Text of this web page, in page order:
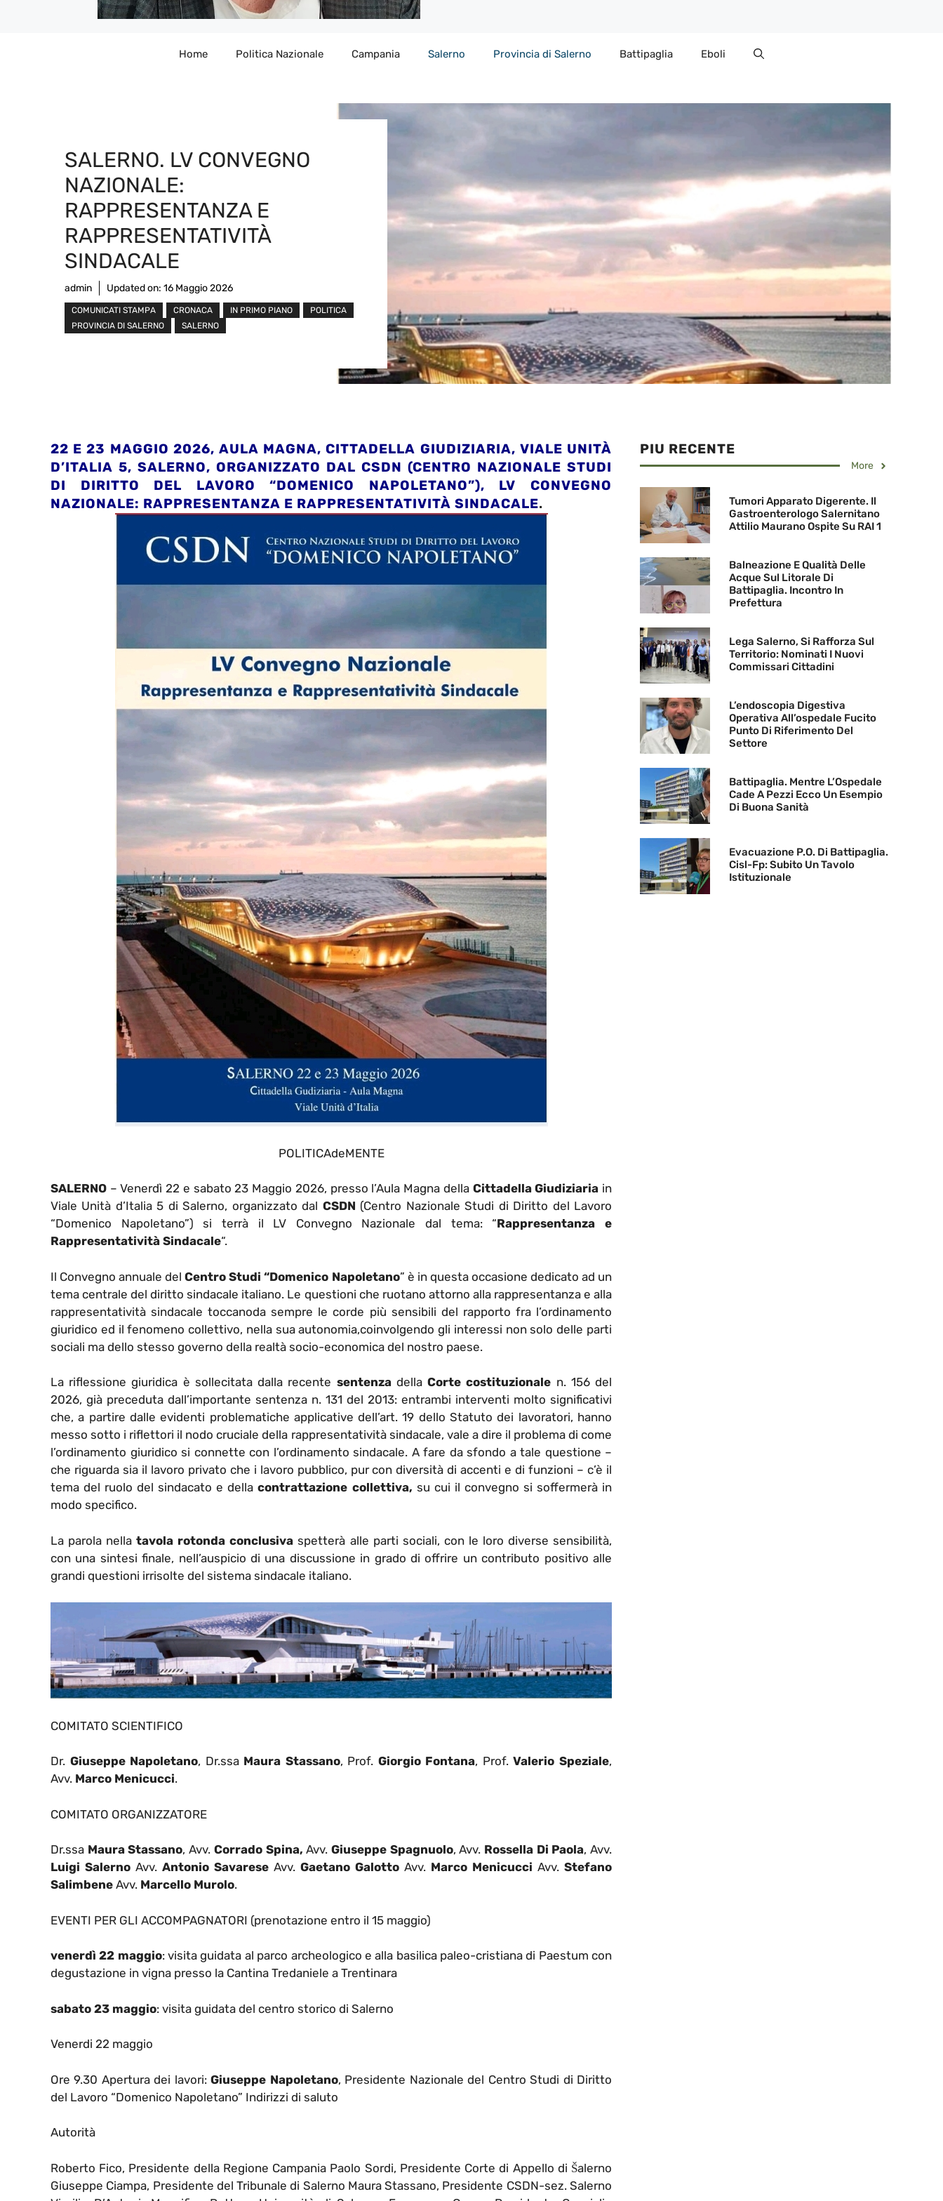
Home Politica Nazionale Campania Salerno Provincia di Salerno Battipaglia Eboli
SALERNO. LV CONVEGNO
NAZIONALE:
RAPPRESENTANZA E
RAPPRESENTATIVITÀ
SINDACALE
admin Updated on: 16 Maggio 2026
COMUNICATI STAMPA CRONACA IN PRIMO PIANO
POLITICA
PROVINCIA DI SALERNO
SALERNO
22 E 23 MAGGIO 2026, AULA MAGNA, CITTADELLA GIUDIZIARIA, VIALE UNITÀ
D’ITALIA 5, SALERNO, ORGANIZZATO DAL CSDN (CENTRO NAZIONALE STUDI
DI DIRITTO DEL LAVORO “DOMENICO NAPOLETANO”), LV CONVEGNO
NAZIONALE: RAPPRESENTANZA E RAPPRESENTATIVITÀ SINDACALE.
POLITICAdeMENTE
SALERNO – Venerdì 22 e sabato 23 Maggio 2026, presso l’Aula Magna della Cittadella Giudiziaria in
Viale Unità d’Italia5 di Salerno, organizzato dal CSDN (Centro Nazionale Studi di Diritto del Lavoro
“Domenico Napoletano”) si terrà il LV Convegno Nazionale dal tema: “Rappresentanza e
Rappresentatività Sindacale“.
Il Convegno annuale delCentro Studi “Domenico Napoletano” è in questa occasione dedicato ad un
tema centrale del diritto sindacale italiano. Le questioni che ruotano attorno alla rappresentanza e alla
rappresentatività sindacale toccanoda sempre le corde più sensibili del rapporto fra l’ordinamento
giuridico ed il fenomeno collettivo, nella sua autonomia,coinvolgendo gli interessi non solo delle parti
sociali ma dello stesso governo della realtà socio-economica del nostro paese.
La riflessione giuridica è sollecitata dalla recente sentenzadellaCorte costituzionale n. 156 del
2026, già preceduta dall’importante sentenza n. 131 del 2013: entrambi interventi molto significativi
che, a partire dalle evidenti problematiche applicative dell’art. 19 dello Statuto dei lavoratori, hanno
messo sotto i riflettori il nodo cruciale della rappresentatività sindacale, vale a dire il problema di come
l’ordinamento giuridico si connette con l’ordinamento sindacale. A fare da sfondo a tale questione –
che riguarda sia il lavoro privato che i lavoro pubblico, pur con diversità di accenti e di funzioni – c’è il
tema del ruolo del sindacato e dellacontrattazione collettiva, su cui il convegno si soffermerà in
modo specifico.
La parola nellatavola rotonda conclusiva spetterà alle parti sociali, con le loro diverse sensibilità,
con una sintesi finale, nell’auspicio di una discussione in grado di offrire un contributo positivo alle
grandi questioni irrisolte del sistema sindacale italiano.
COMITATO SCIENTIFICO
Dr. Giuseppe Napoletano, Dr.ssa Maura Stassano, Prof. Giorgio Fontana, Prof.Valerio Speziale,
Avv. Marco Menicucci.
COMITATO ORGANIZZATORE
Dr.ssa Maura Stassano,Avv. Corrado Spina, Avv. Giuseppe Spagnuolo, Avv. Rossella Di Paola,Avv.
Luigi Salerno Avv. Antonio Savarese Avv. Gaetano Galotto Avv. Marco Menicucci Avv. Stefano
Salimbene Avv. Marcello Murolo.
EVENTI PER GLI ACCOMPAGNATORI (prenotazione entro il 15 maggio)
venerdì 22 maggio:visita guidata al parco archeologico e alla basilica paleo-cristiana di Paestum con
degustazione in vigna presso la Cantina Tredaniele a Trentinara
sabato 23 maggio: visita guidata del centro storico di Salerno
Venerdi 22 maggio
Ore 9.30 Apertura dei lavori:Giuseppe Napoletano, Presidente Nazionale del Centro Studi di Diritto
del Lavoro “Domenico Napoletano” Indirizzi di saluto
Autorità
Roberto Fico, Presidente della Regione Campania Paolo Sordi, Presidente Corte di Appello di Šalerno
Giuseppe Ciampa, Presidente del Tribunale di Salerno Maura Stassano, Presidente CSDN-sez. Salerno
PIU RECENTE
More
Tumori Apparato Digerente. Il
Gastroenterologo Salernitano
Attilio Maurano Ospite Su RAI 1
Balneazione E Qualità Delle
Acque Sul Litorale Di
Battipaglia. Incontro In
Prefettura
Lega Salerno, Si Rafforza Sul
Territorio: Nominati I Nuovi
Commissari Cittadini
L’endoscopia Digestiva
Operativa All’ospedale Fucito
Punto Di Riferimento Del
Settore
Battipaglia. Mentre L’Ospedale
Cade A Pezzi Ecco Un Esempio
Di Buona Sanità
Evacuazione P.O. Di Battipaglia.
Cisl-Fp: Subito Un Tavolo
Istituzionale